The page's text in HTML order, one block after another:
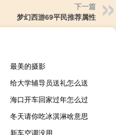
下一篇
梦幻西游69平民推荐属性
最美的摄影
给大学辅导员送礼怎么送
海口开车回家过年怎么过
冬天请你吃冰淇淋啥意思
新车空调没用